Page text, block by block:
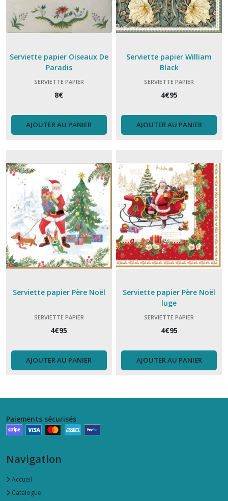
Serviette papier Oiseaux De
Paradis
SERVIETTE PAPIER
8€
AJOUTER AU PANIER
Serviette papier William
Black
SERVIETTE PAPIER
4€95
AJOUTER AU PANIER
Serviette papier Père Noël
SERVIETTE PAPIER
4€95
AJOUTER AU PANIER
Serviette papier Père Noël
luge
SERVIETTE PAPIER
4€95
AJOUTER AU PANIER
Paiements sécurisés
Navigation
Accueil
Catalogue